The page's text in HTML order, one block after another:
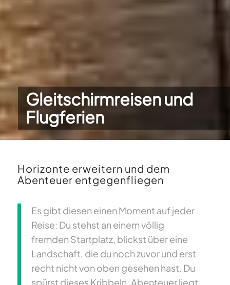
Gleitschirmreisen und
Flugferien
Horizonte erweitern und dem
Abenteuer entgegenfliegen
Es gibt diesen einen Moment auf jeder
Reise: Du stehst an einem völlig
fremden Startplatz, blickst über eine
Landschaft, die du noch zuvor und erst
recht nicht von oben gesehen hast. Du
spürst dieses Kribbeln: Abenteuer liegt